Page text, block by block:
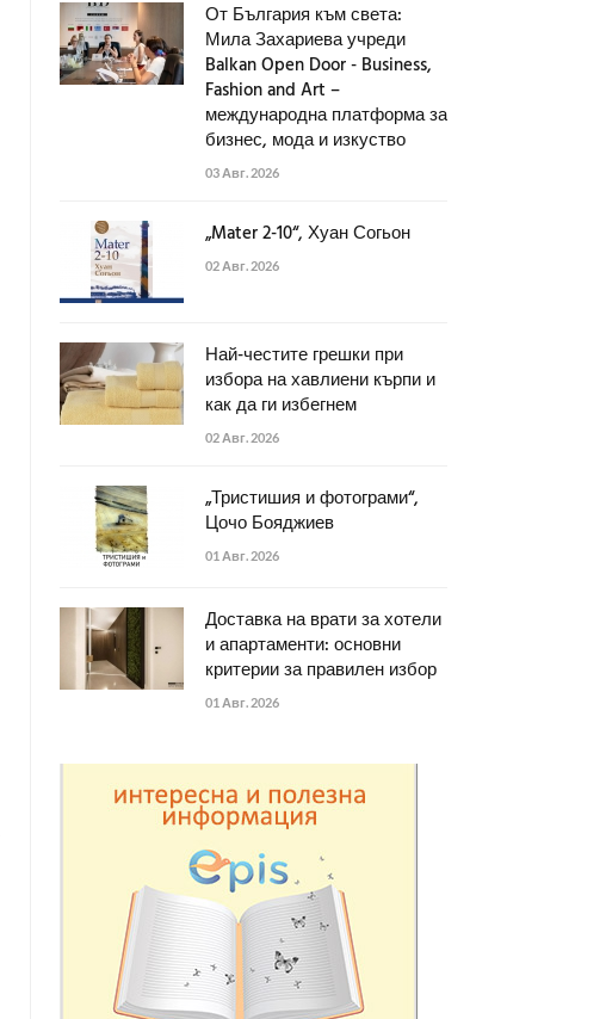
От България към света:
Мила Захариева учреди
Balkan Open Door - Business,
Fashion and Art –
международна платформа за
бизнес, мода и изкуство
03 Авг. 2026
„Mater 2-10“, Хуан Согьон
02 Авг. 2026
Най-честите грешки при
избора на хавлиени кърпи и
как да ги избегнем
02 Авг. 2026
„Тристишия и фотограми“,
Цочо Бояджиев
01 Авг. 2026
Доставка на врати за хотели
и апартаменти: основни
критерии за правилен избор
01 Авг. 2026